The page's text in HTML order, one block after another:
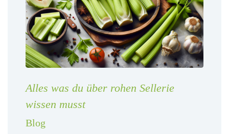
Alles was du über rohen Sellerie
wissen musst
Blog